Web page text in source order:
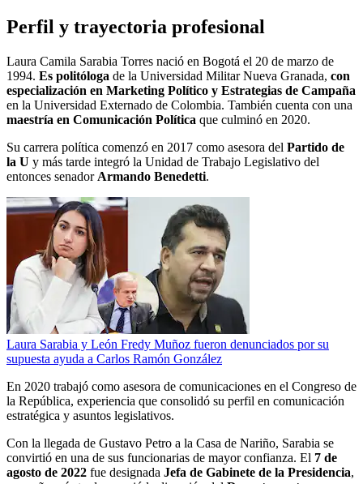
Perfil y trayectoria profesional
Laura Camila Sarabia Torres nació en Bogotá el 20 de marzo de
1994. Es politóloga de la Universidad Militar Nueva Granada, con
especialización en Marketing Político y Estrategias de Campaña
en la Universidad Externado de Colombia. También cuenta con una
maestría en Comunicación Política que culminó en 2020.
Su carrera política comenzó en 2017 como asesora del Partido de
la U y más tarde integró la Unidad de Trabajo Legislativo del
entonces senador Armando Benedetti.
Laura Sarabia y León Fredy Muñoz fueron denunciados por su
supuesta ayuda a Carlos Ramón González
En 2020 trabajó como asesora de comunicaciones en el Congreso de
la República, experiencia que consolidó su perfil en comunicación
estratégica y asuntos legislativos.
Con la llegada de Gustavo Petro a la Casa de Nariño, Sarabia se
convirtió en una de sus funcionarias de mayor confianza. El 7 de
agosto de 2022 fue designada Jefa de Gabinete de la Presidencia,